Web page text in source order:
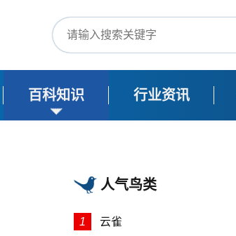
百科知识 行业资讯
人气鸟类
1 云雀